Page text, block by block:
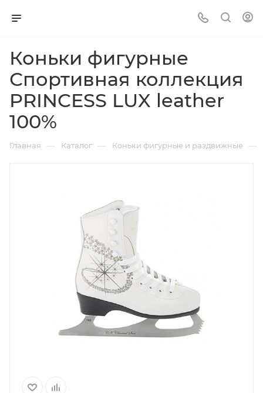
Коньки фигурные
Спортивная коллекция
PRINCESS LUX leather
100%
Главная — Каталог — Коньки фигурные и раздвижные —